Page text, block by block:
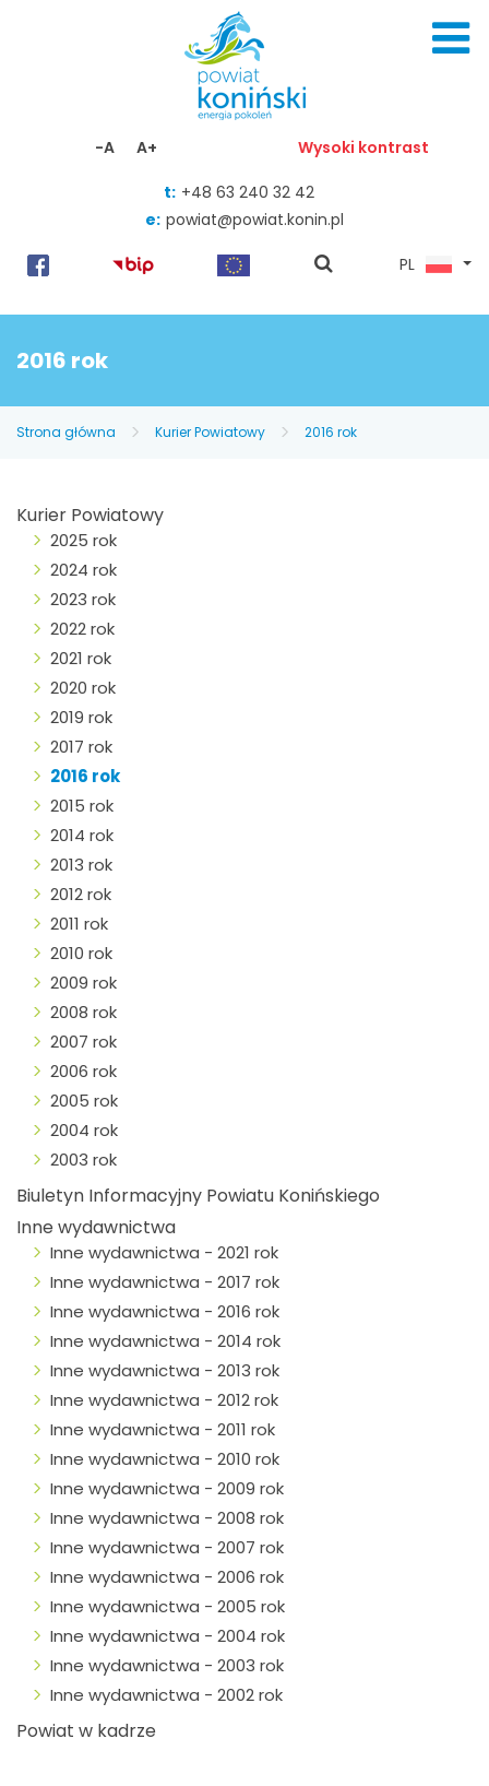
-A A+ Wysoki kontrast
t: +48 63 240 32 42
e: powiat@powiat.konin.pl
pokaż
PL
2016 rok
Strona główna Kurier Powiatowy 2016 rok
Kurier Powiatowy
2025 rok
2024 rok
2023 rok
2022 rok
2021 rok
2020 rok
2019 rok
2017 rok
2016 rok
2015 rok
2014 rok
2013 rok
2012 rok
2011 rok
2010 rok
2009 rok
2008 rok
2007 rok
2006 rok
2005 rok
2004 rok
2003 rok
Biuletyn Informacyjny Powiatu Konińskiego
Inne wydawnictwa
Inne wydawnictwa - 2021 rok
Inne wydawnictwa - 2017 rok
Inne wydawnictwa - 2016 rok
Inne wydawnictwa - 2014 rok
Inne wydawnictwa - 2013 rok
Inne wydawnictwa - 2012 rok
Inne wydawnictwa - 2011 rok
Inne wydawnictwa - 2010 rok
Inne wydawnictwa - 2009 rok
Inne wydawnictwa - 2008 rok
Inne wydawnictwa - 2007 rok
Inne wydawnictwa - 2006 rok
Inne wydawnictwa - 2005 rok
Inne wydawnictwa - 2004 rok
Inne wydawnictwa - 2003 rok
Inne wydawnictwa - 2002 rok
Powiat w kadrze